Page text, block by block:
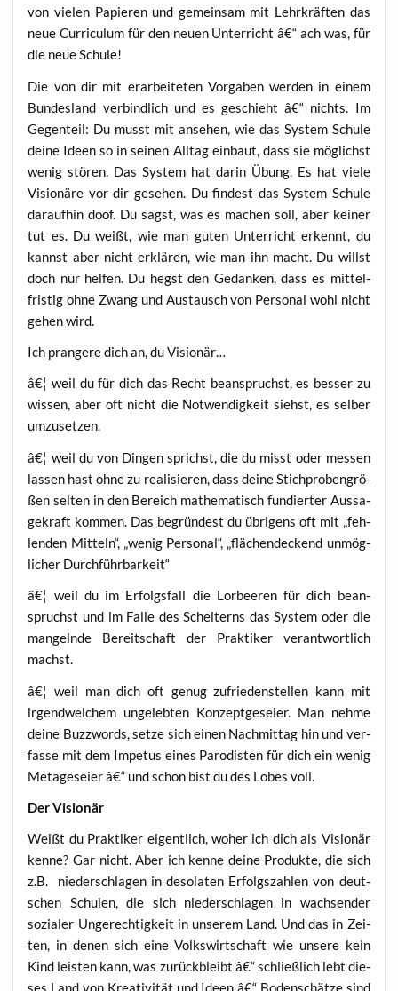
von vie­len Papie­ren und gemein­sam mit Lehr­kräf­ten das
neue Cur­ri­cu­lum für den neu­en Unter­richt â€“ ach was, für
die neue Schule!
Die von dir mit erar­bei­te­ten Vor­ga­ben wer­den in einem
Bun­des­land ver­bind­lich und es geschieht â€“ nichts. Im
Gegen­teil: Du musst mit anse­hen, wie das Sys­tem Schu­le
dei­ne Ideen so in sei­nen All­tag ein­baut, dass sie mög­lichst
wenig stö­ren. Das Sys­tem hat dar­in Übung. Es hat vie­le
Visio­nä­re vor dir gese­hen. Du fin­dest das Sys­tem Schu­le
dar­auf­hin doof. Du sagst, was es machen soll, aber kei­ner
tut es. Du weißt, wie man guten Unter­richt erkennt, du
kannst aber nicht erklä­ren, wie man ihn macht. Du willst
doch nur hel­fen. Du hegst den Gedan­ken, dass es mit­tel­
fris­tig ohne Zwang und Aus­tausch von Per­so­nal wohl nicht
gehen wird.
Ich pran­ge­re dich an, du Visionär…
â€¦ weil du für dich das Recht bean­spruchst, es bes­ser zu
wis­sen, aber oft nicht die Not­wen­dig­keit siehst, es sel­ber
umzusetzen.
â€¦ weil du von Din­gen sprichst, die du misst oder mes­sen
las­sen hast ohne zu rea­li­sie­ren, dass dei­ne Stich­pro­ben­grö­
ßen sel­ten in den Bereich mathe­ma­tisch fun­dier­ter Aus­sa­
ge­kraft kom­men. Das begrün­dest du übri­gens oft mit „feh­
len­den Mit­teln“, „wenig Per­so­nal“, „flä­chen­de­ckend unmög­
li­cher Durchführbarkeit“
â€¦ weil du im Erfolgs­fall die Lor­bee­ren für dich bean­
spruchst und im Fal­le des Schei­terns das Sys­tem oder die
man­geln­de Bereit­schaft der Prak­ti­ker ver­ant­wort­lich
machst.
â€¦ weil man dich oft genug zufrie­den­stel­len kann mit
irgend­wel­chem unge­leb­ten Kon­zept­ge­sei­er. Man neh­me
dei­ne Buz­zwords, set­ze sich einen Nach­mit­tag hin und ver­
fas­se mit dem Impe­tus eines Par­odis­ten für dich ein wenig
Meta­ge­sei­er â€“ und schon bist du des Lobes voll.
Der Visio­när
Weißt du Prak­ti­ker eigent­lich, woher ich dich als Visio­när
ken­ne? Gar nicht. Aber ich ken­ne dei­ne Pro­duk­te, die sich
z.B. nie­der­schla­gen in deso­la­ten Erfolgs­zah­len von deut­
schen Schu­len, die sich nie­der­schla­gen in wach­sen­der
sozia­ler Unge­rech­tig­keit in unse­rem Land. Und das in Zei­
ten, in denen sich eine Volks­wirt­schaft wie unse­re kein
Kind leis­ten kann, was zurück­bleibt â€“ schließ­lich lebt die­
ses Land von Krea­ti­vi­tät und Ideen â€“ Boden­schät­ze sind